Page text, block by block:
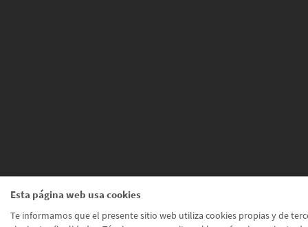
Esta página web usa cookies
Te informamos que el presente sitio web utiliza cookies propias y de